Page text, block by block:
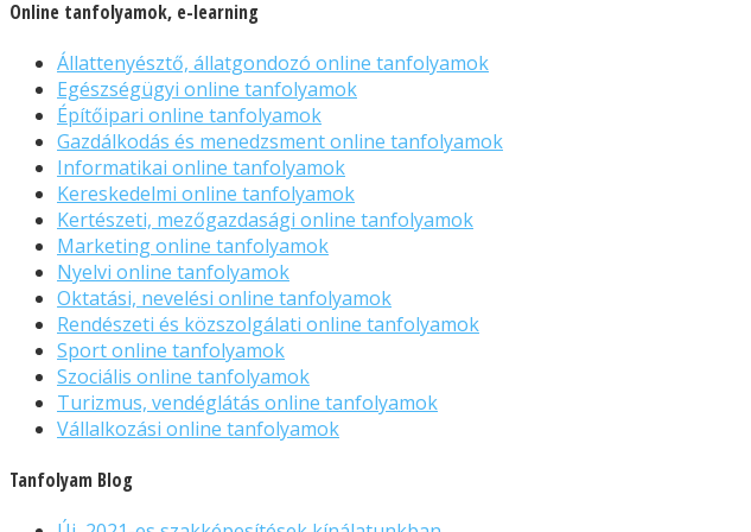
Online tanfolyamok, e-learning
Állattenyésztő, állatgondozó online tanfolyamok
Egészségügyi online tanfolyamok
Építőipari online tanfolyamok
Gazdálkodás és menedzsment online tanfolyamok
Informatikai online tanfolyamok
Kereskedelmi online tanfolyamok
Kertészeti, mezőgazdasági online tanfolyamok
Marketing online tanfolyamok
Nyelvi online tanfolyamok
Oktatási, nevelési online tanfolyamok
Rendészeti és közszolgálati online tanfolyamok
Sport online tanfolyamok
Szociális online tanfolyamok
Turizmus, vendéglátás online tanfolyamok
Vállalkozási online tanfolyamok
Tanfolyam Blog